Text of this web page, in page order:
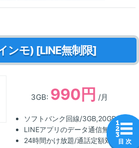
ンモ) [LINE無制限]
3GB: 990円 /月
ソフトバンク回線/3GB,20GB
LINEアプリのデータ通信無料
24時間かけ放題/通話定額対応目 次